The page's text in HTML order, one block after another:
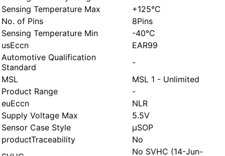
Sensing Temperature Max
+125°C
No. of Pins
8Pins
Sensing Temperature Min
-40°C
usEccn
EAR99
Automotive Qualification
Standard
-
MSL
MSL 1 - Unlimited
Product Range
-
euEccn
NLR
Supply Voltage Max
5.5V
Sensor Case Style
µSOP
productTraceability
No
No SVHC (14-Jun-